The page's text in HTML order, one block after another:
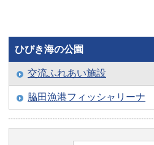
ひびき海の公園
交流ふれあい施設
脇田漁港フィッシャリーナ